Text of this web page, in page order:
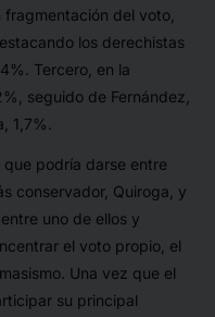
del voto,
los derechistas
Tercero, en la
seguido de Fernández,
1,7%.
podría darse entre
conservador, Quiroga, y
uno de ellos y
el voto propio, el
Una vez que el
su principal